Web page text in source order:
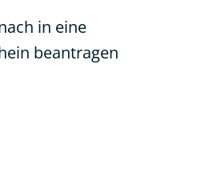
in eine
beantragen